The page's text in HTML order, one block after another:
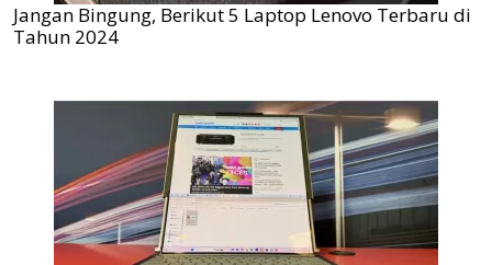
Jangan Bingung, Berikut 5 Laptop Lenovo Terbaru di
Tahun 2024